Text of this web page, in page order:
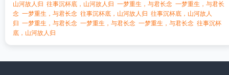
山河故人归 往事沉杯底，山河故人归 一梦重生，与君长念 一梦重生，与君长
念 一梦重生，与君长念 往事沉杯底，山河故人归 往事沉杯底，山河故人
归 一梦重生，与君长念 一梦重生，与君长念 一梦重生，与君长念 往事沉杯
底，山河故人归